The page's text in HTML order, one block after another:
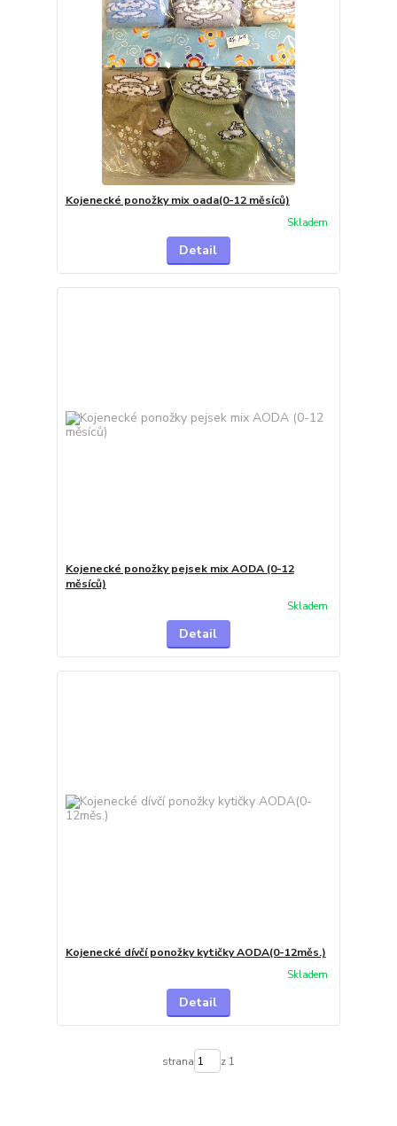
Kojenecké ponožky mix oada(0-12 měsíců)
Skladem
Detail
Kojenecké ponožky pejsek mix AODA (0-12
měsíců)
Skladem
Detail
Kojenecké dívčí ponožky kytičky AODA(0-12měs.)
Skladem
Detail
strana z 1